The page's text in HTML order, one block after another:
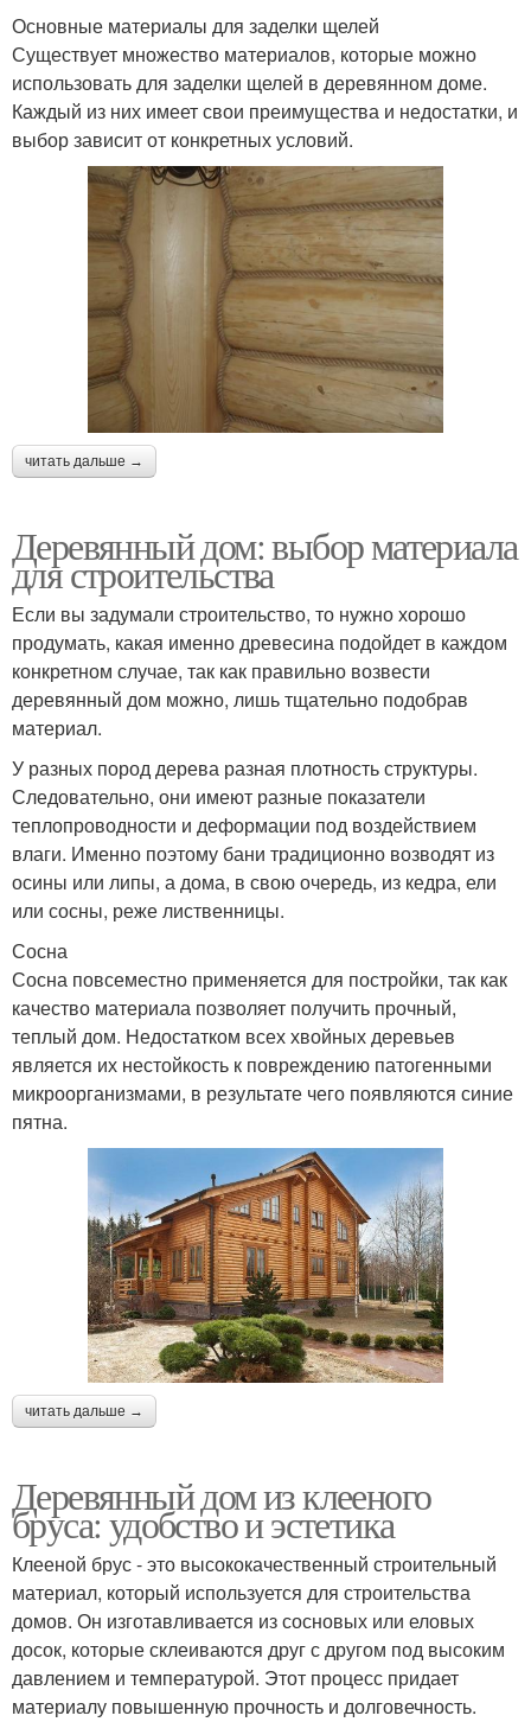
Основные материалы для заделки щелей
Существует множество материалов, которые можно
использовать для заделки щелей в деревянном доме.
Каждый из них имеет свои преимущества и недостатки, и
выбор зависит от конкретных условий.
читать дальше →
Деревянный дом: выбор материала
для строительства
Если вы задумали строительство, то нужно хорошо
продумать, какая именно древесина подойдет в каждом
конкретном случае, так как правильно возвести
деревянный дом можно, лишь тщательно подобрав
материал.
У разных пород дерева разная плотность структуры.
Следовательно, они имеют разные показатели
теплопроводности и деформации под воздействием
влаги. Именно поэтому бани традиционно возводят из
осины или липы, а дома, в свою очередь, из кедра, ели
или сосны, реже лиственницы.
Сосна
Сосна повсеместно применяется для постройки, так как
качество материала позволяет получить прочный,
теплый дом. Недостатком всех хвойных деревьев
является их нестойкость к повреждению патогенными
микроорганизмами, в результате чего появляются синие
пятна.
читать дальше →
Деревянный дом из клееного
бруса: удобство и эстетика
Клееной брус - это высококачественный строительный
материал, который используется для строительства
домов. Он изготавливается из сосновых или еловых
досок, которые склеиваются друг с другом под высоким
давлением и температурой. Этот процесс придает
материалу повышенную прочность и долговечность.